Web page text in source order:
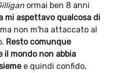
ormai ben 8 anni
mi aspettavo qualcosa di
non m'ha attaccato al
Resto comunque
mondo non abbia
e quindi confido,